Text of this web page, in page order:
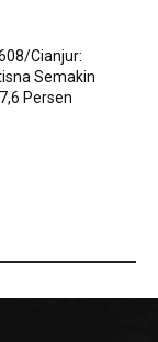
Cianjur:
Semakin
Persen